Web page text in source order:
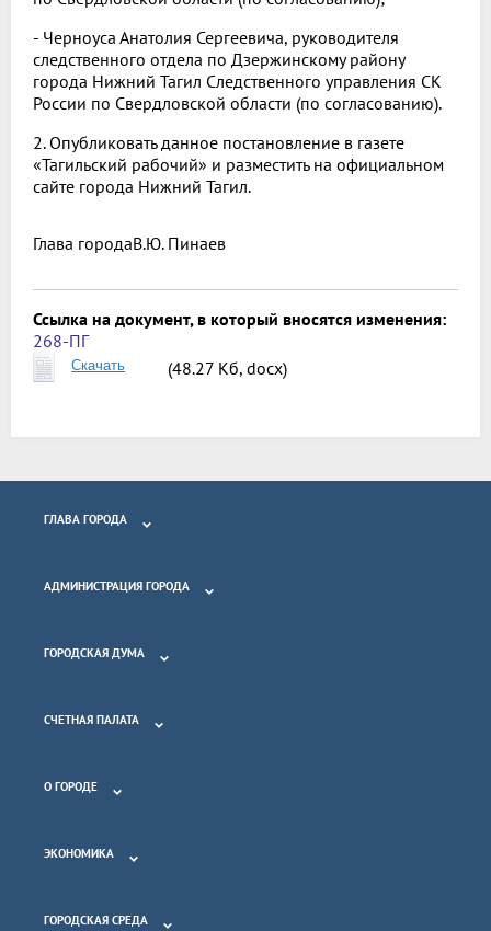
- Черноуса Анатолия Сергеевича, руководителя
следственного отдела по Дзержинскому району
города Нижний Тагил Следственного управления СК
России по Свердловской области (по согласованию).
2. Опубликовать данное постановление в газете
«Тагильский рабочий» и разместить на официальном
сайте города Нижний Тагил.
Глава городаВ.Ю. Пинаев
Ссылка на документ, в который вносятся изменения:
268-ПГ
Скачать (48.27 Кб, docx)
ГЛАВА ГОРОДА
АДМИНИСТРАЦИЯ ГОРОДА
ГОРОДСКАЯ ДУМА
СЧЕТНАЯ ПАЛАТА
О ГОРОДЕ
ЭКОНОМИКА
ГОРОДСКАЯ СРЕДА